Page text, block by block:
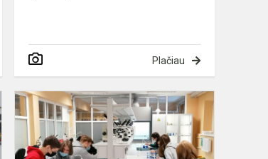
Plačiau
MŪSŲ
VISŲ
ŠVENTĖ
pamoka